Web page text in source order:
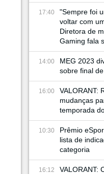
17:40
"Sempre foi
voltar com
Diretora de
Gaming fala
JBL e
14:00
MEG 2023
sobre final
16:00
VALORANT:
mudanças
temporada
10:30
Prêmio
lista de
categoria
16:12
VALORANT: